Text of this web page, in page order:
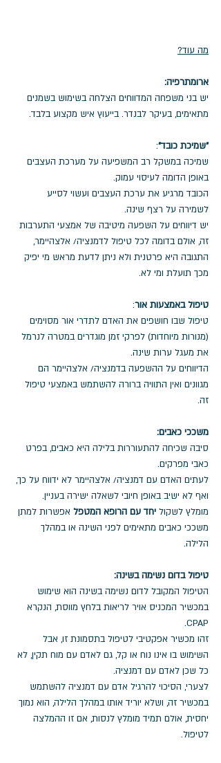
מה עוד?
ארומתרפיה:
יש בני משפחה המדווחים הצלחה בשימוש בשמנים
מתאימים, בעיקר לבנדר. בייעוץ איש מקצוע בלבד.
"שמיכת כובד":
שמיכה במשקל רב המשפיעה על מערכת העצבים
באופן הדומה לעיסוי עמוק.
הכובד מרגיע את ערכת העצבים ועשוי לסייע
לשמירה על רצף שינה.
יש דיווחים על השפעה מיטיבה של אמצעי התערבות
זה, אולם בדומה לכל טיפול לדמנציה/ אלצהיימר,
התגובה היא פרטנית ולא ניתן לדעת מראש מי יפיק
מכך תועלת ומי לא.
טיפול באמצעות אור:
טיפול שבו חושפים את האדם לתדרי אור מסוימים
(מנורות מיוחדות) לפרקי זמן מוגדרים במטרה לנרמל
את מעגל ערות שינה.
הדיווחים על ההשפעה בדמנציה/ אלצהיימר הם
מגוונים ואין התוויה ברורה להשתמש באמצעי טיפול
זה.
משככי כאבים:
סיבה שכיחה להתעוררות בלילה היא כאבים, בפרט
כאבי מפרקים.
לעתים האדם עם דמנציה/ אלצהיימר לא ידווח על כך,
ואף לא ישיב באופן חיובי לשאלה ישירה בעניין.
מומלץ לשקול יחד עם הרופא המטפל אפשרות למתן
משככי כאבים מתאימים לפני השינה או במהלך
הלילה.
טיפול בדום נשימה בשינה:
הטיפול המקובל לדום נשימה בשינה הוא שימוש
במכשיר המכניס אויר לריאות בלחץ מווסת, הנקרא
CPAP.
זהו מכשיר אפקטיבי לטיפול בתסמונת זו, אבל
השימוש בו אינו נוח או קל, גם לאדם עם מוח תקין, לא
כל שכן לאדם עם דמנציה.
לצערי, הסיכוי להרגיל אדם עם דמנציה להשתמש
במכשיר זה, ושלא יוריד אותו במהלך הלילה, הוא נמוך
יחסית, אולם תמיד מומלץ לנסות, אם זו ההמלצה
לטיפול.